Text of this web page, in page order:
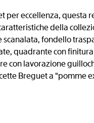
per eccellenza, questa
della
scanalata, fondello
quadrante con
con lavorazione
Breguet a “pomme